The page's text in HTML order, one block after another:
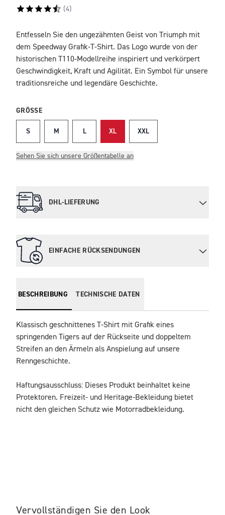
(4)
BESCHREIBUNG
Entfesseln Sie den ungezähmten Geist von Triumph mit
dem Speedway Grafik-T-Shirt. Das Logo wurde von der
historischen T110-Modellreihe inspiriert und verkörpert
Geschwindigkeit, Kraft und Agilität. Ein Symbol für unsere
traditionsreiche und legendäre Geschichte.
GRÖSSE
S M L XL XXL
Sehen Sie sich unsere Größentabelle an
DHL-LIEFERUNG
EINFACHE RÜCKSENDUNGEN
BESCHREIBUNG TECHNISCHE DATEN
Klassisch geschnittenes T-Shirt mit Grafik eines
springenden Tigers auf der Rückseite und doppeltem
Streifen an den Ärmeln als Anspielung auf unsere
Renngeschichte.
Haftungsausschluss: Dieses Produkt beinhaltet keine
Protektoren. Freizeit- und Heritage-Bekleidung bietet
nicht den gleichen Schutz wie Motorradbekleidung.
Vervollständigen Sie den Look